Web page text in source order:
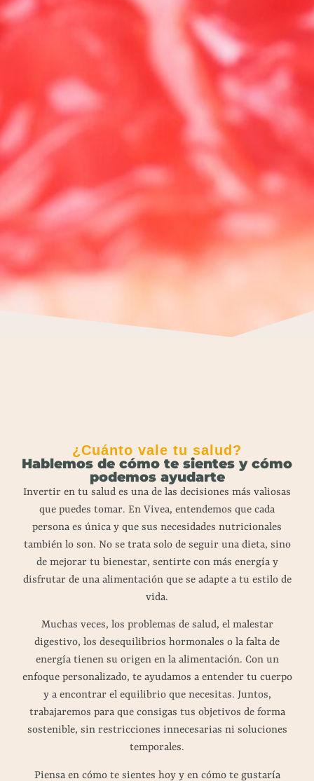
¿Cuánto vale tu salud?
Hablemos de cómo te sientes y cómo
podemos ayudarte
Invertir en tu salud es una de las decisiones más valiosas
que puedes tomar. En Vivea, entendemos que cada
persona es única y que sus necesidades nutricionales
también lo son. No se trata solo de seguir una dieta, sino
de mejorar tu bienestar, sentirte con más energía y
disfrutar de una alimentación que se adapte a tu estilo de
vida.
Muchas veces, los problemas de salud, el malestar
digestivo, los desequilibrios hormonales o la falta de
energía tienen su origen en la alimentación. Con un
enfoque personalizado, te ayudamos a entender tu cuerpo
y a encontrar el equilibrio que necesitas. Juntos,
trabajaremos para que consigas tus objetivos de forma
sostenible, sin restricciones innecesarias ni soluciones
temporales.
Piensa en cómo te sientes hoy y en cómo te gustaría